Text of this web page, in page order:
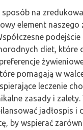
na
element naszego
diet, które
pomagają w
leczenie
zasady i
jadłospis i
by wspierać